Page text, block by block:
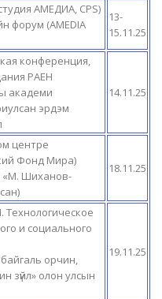
АМЕДИА, CPS)
форум (AMEDIA
13-
15.11.25
конференция,
РАЕН
академи
эрдэм
14.11.25
центре
Фонд Мира)
«М. Шиханов-
18.11.25
Технологическое
и социального
байгаль орчин,
зүйл» олон улсын
19.11.25